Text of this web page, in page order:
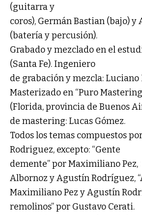
(guitarra y
coros), Germán Bastian (bajo) y
(batería y percusión).
Grabado y mezclado en el
(Santa Fe). Ingeniero
de grabación y mezcla:
Masterizado en “Puro
(Florida, provincia de Buenos
de mastering: Lucas Gómez.
Todos los temas compuestos
Rodriguez, excepto: “Gente
demente” por Maximiliano
Albornoz y Agustín Rodríguez,
Maximiliano Pez y Agustín
remolinos” por Gustavo Cerati.